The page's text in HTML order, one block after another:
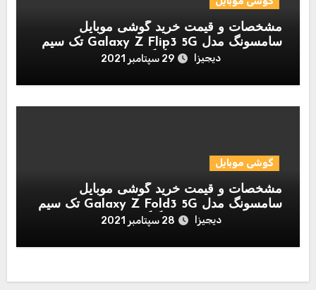
مشخصات و قیمت خرید گوشی موبایل
سامسونگ مدل Galaxy Z Flip3 5G تک سیم
کارت ظرفیت 8/256 گیگابایت
دیجیزا 29 سپتامبر 2021
گوشی موبایل
مشخصات و قیمت خرید گوشی موبایل
سامسونگ مدل Galaxy Z Fold3 5G تک سیم
کارت ظرفیت 12/256 گیگابایت
دیجیزا 28 سپتامبر 2021